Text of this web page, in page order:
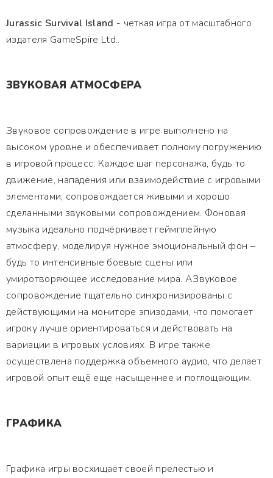
Jurassic Survival Island - четкая игра от масштабного
издателя GameSpire Ltd..
ЗВУКОВАЯ АТМОСФЕРА
Звуковое сопровождение в игре выполнено на
высоком уровне и обеспечивает полному погружению
в игровой процесс. Каждое шаг персонажа, будь то
движение, нападения или взаимодействие с игровыми
элементами, сопровождается живыми и хорошо
сделанными звуковыми сопровождением. Фоновая
музыка идеально подчёркивает геймплейную
атмосферу, моделируя нужное эмоциональный фон –
будь то интенсивные боевые сцены или
умиротворяющее исследование мира. АЗвуковое
сопровождение тщательно синхронизированы с
действующими на мониторе эпизодами, что помогает
игроку лучше ориентироваться и действовать на
вариации в игровых условиях. В игре также
осуществлена поддержка объемного аудио, что делает
игровой опыт ещё еще насыщеннее и поглощающим.
ГРАФИКА
Графика игры восхищает своей прелестью и